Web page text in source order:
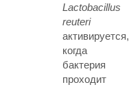
Lactobacillus
reuteri
активируется,
когда
бактерия
проходит